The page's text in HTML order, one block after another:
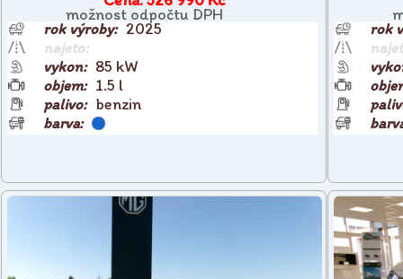
možnost odpočtu DPH
2025
85 kW
1.5 l
benzin